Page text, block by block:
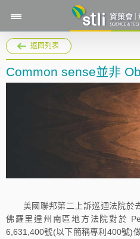
返回列表
Common sense並非
美國聯邦第二上訴巡迴法院於
佛羅里達州南區地方法院對於
6,631,400號(以下簡稱專利400號)